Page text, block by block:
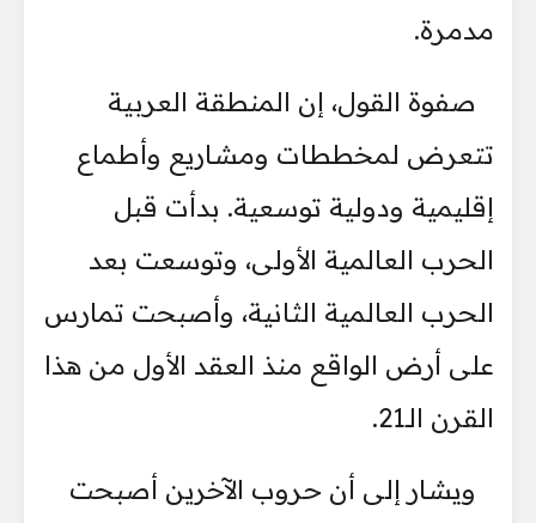
مدمرة.
صفوة القول، إن المنطقة العربية
تتعرض لمخططات ومشاريع وأطماع
إقليمية ودولية توسعية. بدأت قبل
الحرب العالمية الأولى، وتوسعت بعد
الحرب العالمية الثانية، وأصبحت تمارس
على أرض الواقع منذ العقد الأول من هذا
القرن الـ21.
ويشار إلى أن حروب الآخرين أصبحت